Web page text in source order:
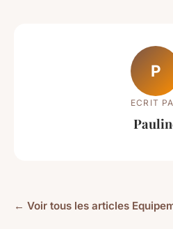
P
ECRIT
← Voir tous les articles